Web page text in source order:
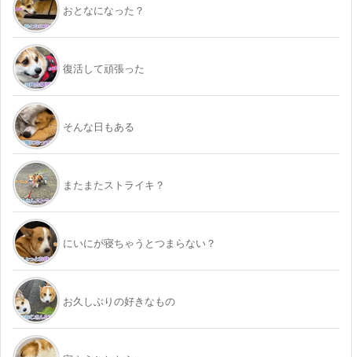
おとなになった？
復活して頑張った
そんな日もある
またまたストライキ？
にいにが寝ちゃうとつまらない？
お久しぶりの好きなもの